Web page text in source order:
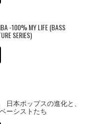
-100% MY LIFE (BASS
SERIES)
本ポップスの進化と、
ーシストたち